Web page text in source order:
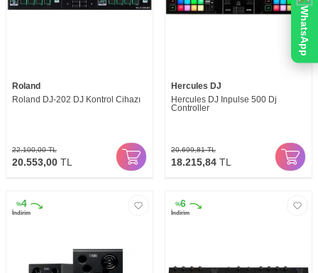
Roland
Roland DJ-202 DJ Kontrol Cihazı
22.100,00TL
20.553,00 TL
Hercules DJ
Hercules DJ Inpulse 500 Dj
Controller
20.699,81TL
18.215,84 TL
%4
İndirim
%6
İndirim
WhatsApp